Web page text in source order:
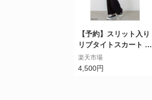
【予約】スリット入り
リブタイトスカート ス
トレッチ入り ロングス
カート マキシスカート
楽天市場
4,500円